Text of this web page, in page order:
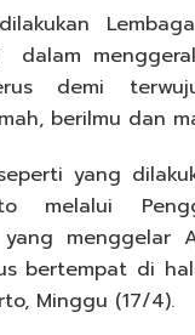
dalam
demi
berilmu dan
yang
melalui
yang menggelar
bertempat di
Minggu (17/4).